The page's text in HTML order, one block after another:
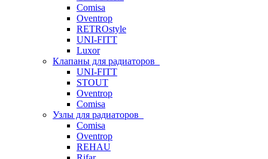
Comisa
Oventrop
RETROstyle
UNI-FITT
Luxor
Клапаны для радиаторов
UNI-FITT
STOUT
Oventrop
Comisa
Узлы для радиаторов
Comisa
Oventrop
REHAU